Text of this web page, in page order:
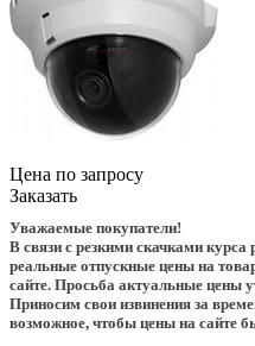
Цена по запросу
Заказать
Уважаемые покупатели!
В связи с резкими скачками
реальные отпускные цены на
сайте. Просьба актуальные цены
Приносим свои извинения за
возможное, чтобы цены на сайте